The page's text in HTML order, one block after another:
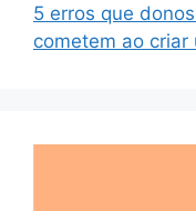
5 erros que
cometem ao